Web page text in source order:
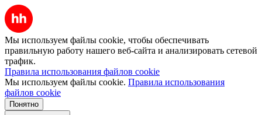
Мы используем файлы cookie, чтобы обеспечивать
правильную работу нашего веб-сайта и анализировать сетевой
трафик.
Правила использования файлов cookie
Мы используем файлы cookie. Правила использования
файлов cookie
Понятно